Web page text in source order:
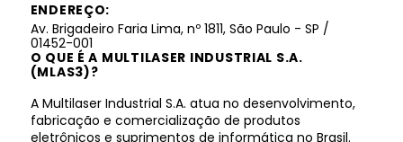
ENDEREÇO:
Av. Brigadeiro Faria Lima, nº 1811, São Paulo - SP /
01452-001
O QUE É A MULTILASER INDUSTRIAL S.A.
(MLAS3)?
A Multilaser Industrial S.A. atua no desenvolvimento,
fabricação e comercialização de produtos
eletrônicos e suprimentos de informática no Brasil.